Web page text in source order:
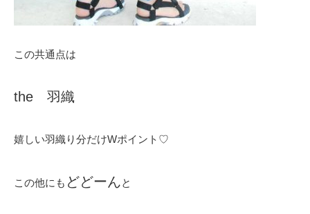
この共通点は
the 羽織
嬉しい羽織り分だけWポイント♡
この他にも どどーんと